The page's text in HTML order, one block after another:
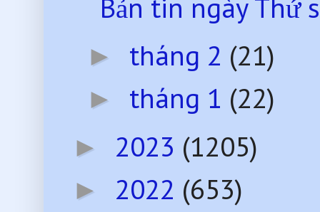
Bản tin ngày Thứ
► tháng 2 (21)
► tháng 1 (22)
► 2023 (1205)
► 2022 (653)